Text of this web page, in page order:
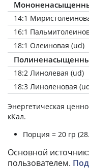
14:1
16:1
18:1 Олеиновая (ud)
18:2 Линолевая (ud)
18:3 Линоленовая
Энергетическая
кКал.
Порция = 20 гр
Основной
пользователем.